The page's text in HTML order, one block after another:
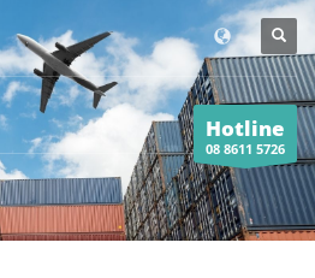
Hotline
08 8611 5726